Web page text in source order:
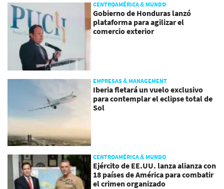
CENTROAMÉRICA & MUNDO
Gobierno de Honduras lanzó
plataforma para agilizar el
comercio exterior
EMPRESAS & MANAGEMENT
Iberia fletará un vuelo exclusivo
para contemplar el eclipse total de
Sol
CENTROAMÉRICA & MUNDO
Ejército de EE.UU. lanza alianza con
18 países de América para combatir
el crimen organizado